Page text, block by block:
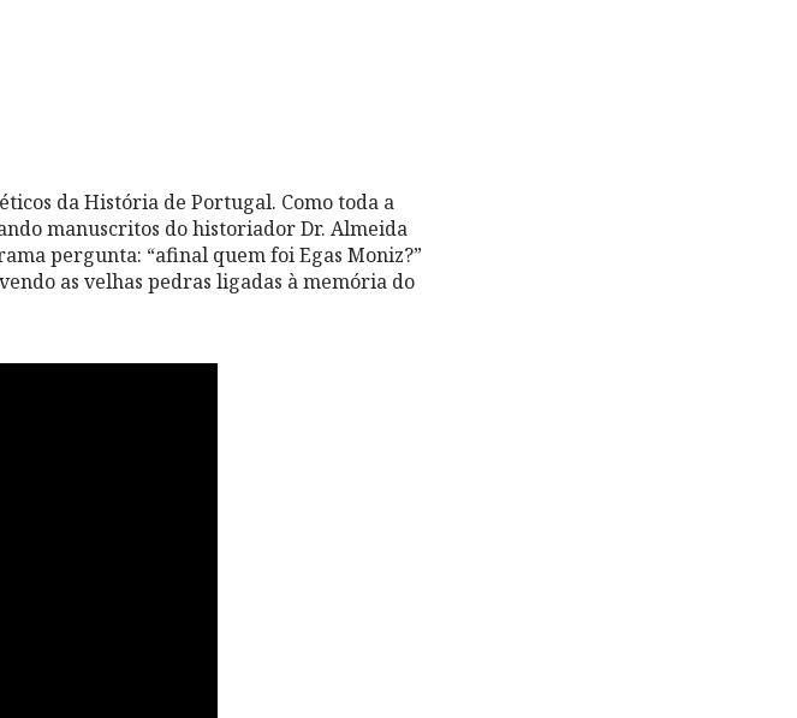
da História de Portugal. Como toda a
manuscritos do historiador Dr. Almeida
pergunta: “afinal quem foi Egas Moniz?”
as velhas pedras ligadas à memória do